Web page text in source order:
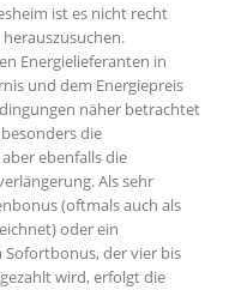
ist es nicht recht
Energielieferanten in
und dem Energiepreis
näher betrachtet
die
ebenfalls die
Als sehr
(oftmals auch als
oder ein
Sofortbonus, der vier bis
wird, erfolgt die